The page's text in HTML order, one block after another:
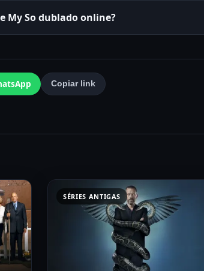
My So dublado online?
Copiar link
SÉRIES ANTIGAS